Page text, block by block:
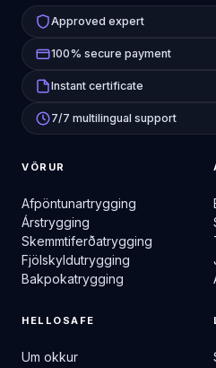
Approved expert
100% secure payment
Instant certificate
7/7 multilingual support
VÖRUR
Afpöntunartrygging
Árstrygging
Skemmtiferðatrygging
Fjölskyldutrygging
Bakpokatrygging
HELLOSAFE
Um okkur